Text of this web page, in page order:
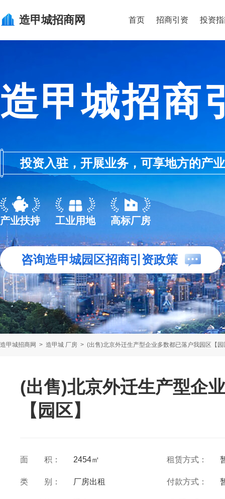
造甲城招商网 首页 招商引资 投资
造甲城招商
投资入驻，开展业务，可享地方的产
产业扶持 工业用地 高标厂房
咨询造甲城园区招商引资政策
造甲城招商网 > 造甲城 厂房 > (出售)北京外迁生产型企业多数都已落户我园区【园
(出售)北京外迁生产型企
【园区】
面 积： 2454㎡ 租赁方式：
类 别： 厂房出租 付款方式：